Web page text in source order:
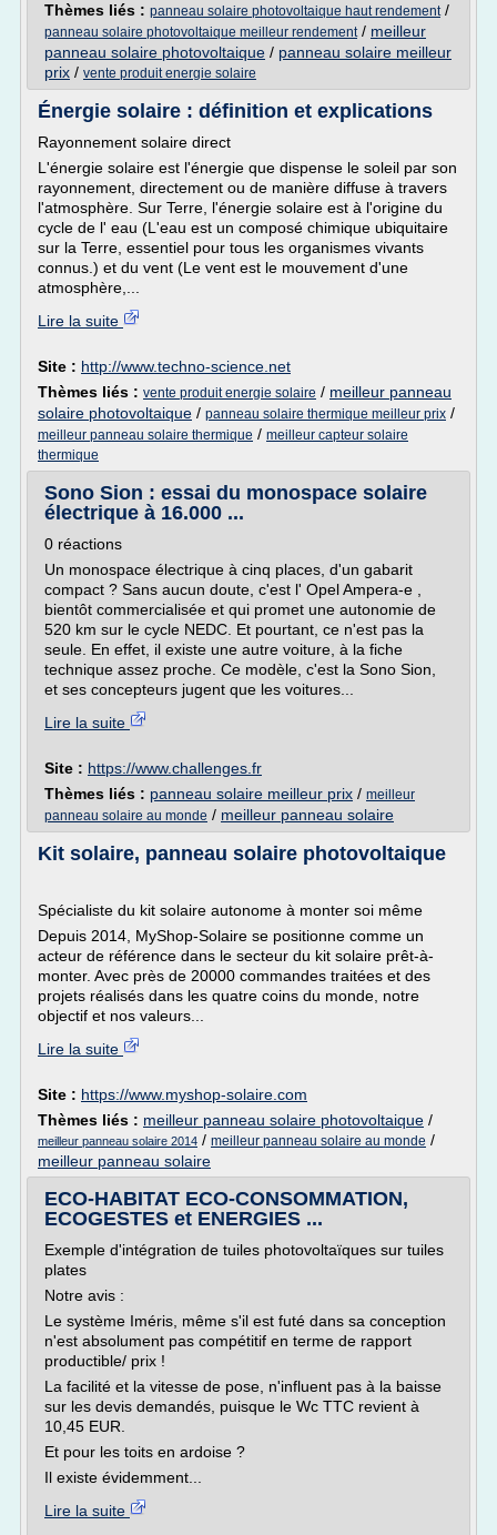
Thèmes liés : panneau solaire photovoltaique haut rendement/
panneau solaire photovoltaique meilleur rendement/ meilleur
panneau solaire photovoltaique / panneau solaire meilleur
prix / vente produit energie solaire
Énergie solaire : définition et explications
Rayonnement solaire direct
L'énergie solaire est l'énergie que dispense le soleil par son
rayonnement, directement ou de manière diffuse à travers
l'atmosphère. Sur Terre, l'énergie solaire est à l'origine du
cycle de l' eau (L'eau est un composé chimique ubiquitaire
sur la Terre, essentiel pour tous les organismes vivants
connus.) et du vent (Le vent est le mouvement d'une
atmosphère,...
Lire la suite
Site : http://www.techno-science.net
Thèmes liés : vente produit energie solaire / meilleur panneau
solaire photovoltaique / panneau solaire thermique meilleur prix /
meilleur panneau solaire thermique / meilleur capteur solaire
thermique
Sono Sion : essai du monospace solaire
électrique à 16.000 ...
0 réactions
Un monospace électrique à cinq places, d'un gabarit
compact ? Sans aucun doute, c'est l' Opel Ampera-e ,
bientôt commercialisée et qui promet une autonomie de
520 km sur le cycle NEDC. Et pourtant, ce n'est pas la
seule. En effet, il existe une autre voiture, à la fiche
technique assez proche. Ce modèle, c'est la Sono Sion,
et ses concepteurs jugent que les voitures...
Lire la suite
Site : https://www.challenges.fr
Thèmes liés : panneau solaire meilleur prix / meilleur
panneau solaire au monde / meilleur panneau solaire
Kit solaire, panneau solaire photovoltaique
Spécialiste du kit solaire autonome à monter soi même
Depuis 2014, MyShop-Solaire se positionne comme un
acteur de référence dans le secteur du kit solaire prêt-à-
monter. Avec près de 20000 commandes traitées et des
projets réalisés dans les quatre coins du monde, notre
objectif et nos valeurs...
Lire la suite
Site : https://www.myshop-solaire.com
Thèmes liés : meilleur panneau solaire photovoltaique /
meilleur panneau solaire 2014 / meilleur panneau solaire au monde /
meilleur panneau solaire
ECO-HABITAT ECO-CONSOMMATION,
ECOGESTES et ENERGIES ...
Exemple d'intégration de tuiles photovoltaïques sur tuiles
plates
Notre avis :
Le système Iméris, même s'il est futé dans sa conception
n'est absolument pas compétitif en terme de rapport
productible/ prix !
La facilité et la vitesse de pose, n'influent pas à la baisse
sur les devis demandés, puisque le Wc TTC revient à
10,45 EUR.
Et pour les toits en ardoise ?
Il existe évidemment...
Lire la suite